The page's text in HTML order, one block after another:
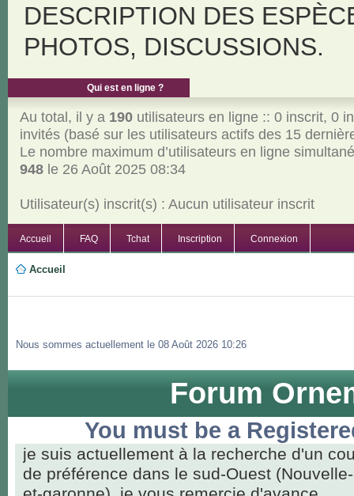
DESCRIPTION DES
PHOTOS, DISCUSSIONS.
Qui est en ligne ?
Au total, il y a 190utilisateurs en ligne :: 0 inscrit, 0
invités (basé sur les utilisateurs actifs des 15
Le nombre maximum d’utilisateurs en ligne
948le 26 Août 2025 08:34
Utilisateur(s) inscrit(s) : Aucun utilisateur inscrit
Accueil FAQ Tchat Inscription Connexion
Accueil
Nous sommes actuellement le 08 Août 2026 10:26
Forum
You must be a
je suis actuellement à la recherche d'un
de préférence dans le sud-Ouest